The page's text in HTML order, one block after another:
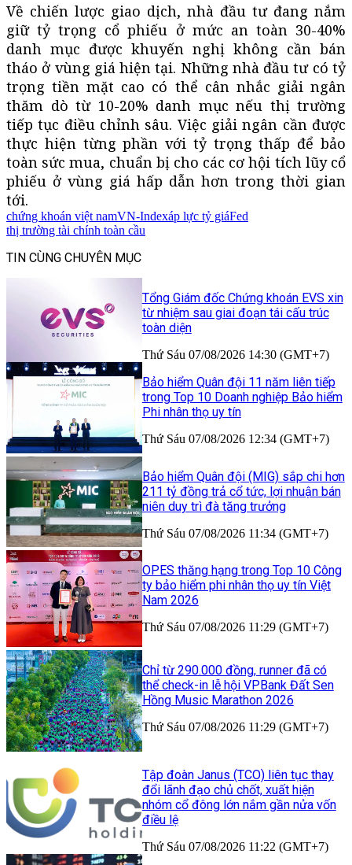
Về chiến lược giao dịch, nhà đầu tư đang nắm
giữ tỷ trọng cổ phiếu ở mức an toàn 30-40%
danh mục được khuyến nghị không cần bán
tháo ở vùng giá hiện tại. Những nhà đầu tư có tỷ
trọng tiền mặt cao có thể cân nhắc giải ngân
thăm dò từ 10-20% danh mục nếu thị trường
tiếp tục điều chỉnh sâu. Việc giải ngân cần được
thực hiện từng phần với tỷ trọng thấp để bảo
toàn sức mua, chuẩn bị cho các cơ hội tích lũy cổ
phiếu ở vùng giá hấp dẫn hơn trong thời gian
tới.
chứng khoán việt namVN-Indexáp lực tỷ giáFed
thị trường tài chính toàn cầu
TIN CÙNG CHUYÊN MỤC
Tổng Giám đốc Chứng khoán EVS xin
từ nhiệm sau giai đoạn tái cấu trúc
toàn diện
Thứ Sáu 07/08/2026 14:30 (GMT+7)
Bảo hiểm Quân đội 11 năm liên tiếp
trong Top 10 Doanh nghiệp Bảo hiểm
Phi nhân thọ uy tín
Thứ Sáu 07/08/2026 12:34 (GMT+7)
Bảo hiểm Quân đội (MIG) sắp chi hơn
211 tỷ đồng trả cổ tức, lợi nhuận bán
niên duy trì đà tăng trưởng
Thứ Sáu 07/08/2026 11:34 (GMT+7)
OPES thăng hạng trong Top 10 Công
ty bảo hiểm phi nhân thọ uy tín Việt
Nam 2026
Thứ Sáu 07/08/2026 11:29 (GMT+7)
Chỉ từ 290.000 đồng, runner đã có
thể check-in lễ hội VPBank Đất Sen
Hồng Music Marathon 2026
Thứ Sáu 07/08/2026 11:29 (GMT+7)
Tập đoàn Janus (TCO) liên tục thay
đổi lãnh đạo chủ chốt, xuất hiện
nhóm cổ đông lớn nắm gần nửa vốn
điều lệ
Thứ Sáu 07/08/2026 11:22 (GMT+7)